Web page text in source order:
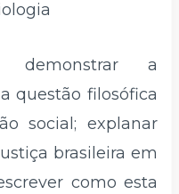
demonstrar a
questão filosófica
social; explanar
brasileira em
como esta